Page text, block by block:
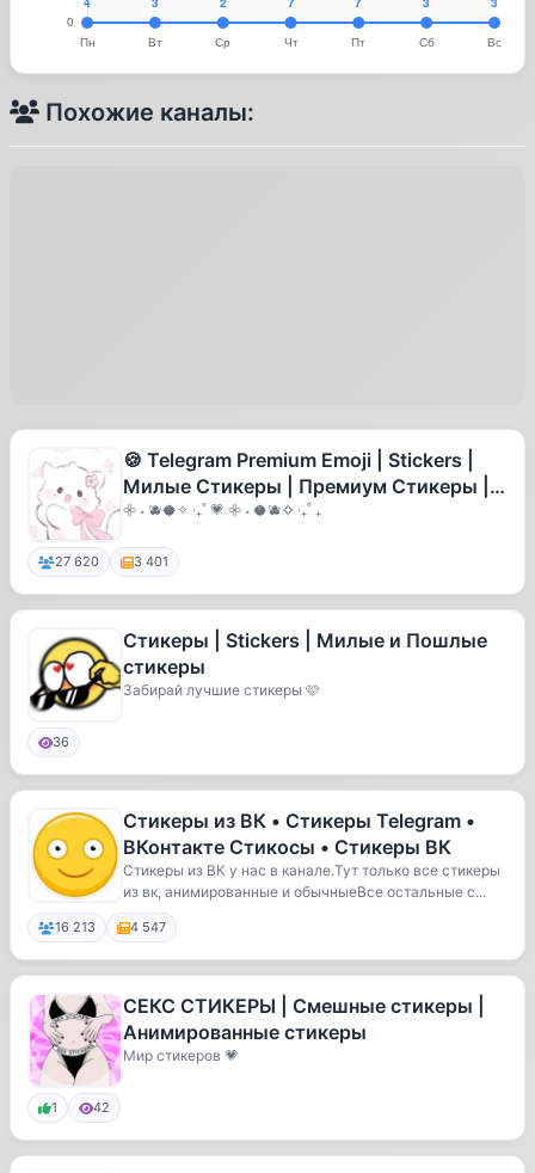
Похожие каналы:
🍪 Telegram Premium Emoji | Stickers |
Милые Стикеры | Премиум Стикеры |
Cute Stickers | Cute emoji 🍪
𖧷 ˖ 🫐🥥✧ ‧₊˚ 💗 𖧷 ˖ 🥥🫐✧ ‧₊˚ ₊
27 620 3 401
Стикеры | Stickers | Милые и Пошлые
стикеры
Забирай лучшие стикеры 🩷
36
Стикеры из ВК • Стикеры Telegram •
ВКонтакте Стикосы • Стикеры ВК
Стикеры из ВК у нас в канале.Тут только все стикеры
из вк, анимированные и обычныеВсе остальные с...
16 213 4 547
СЕКС СТИКЕРЫ | Смешные стикеры |
Анимированные стикеры
Мир стикеров 💗
1 42